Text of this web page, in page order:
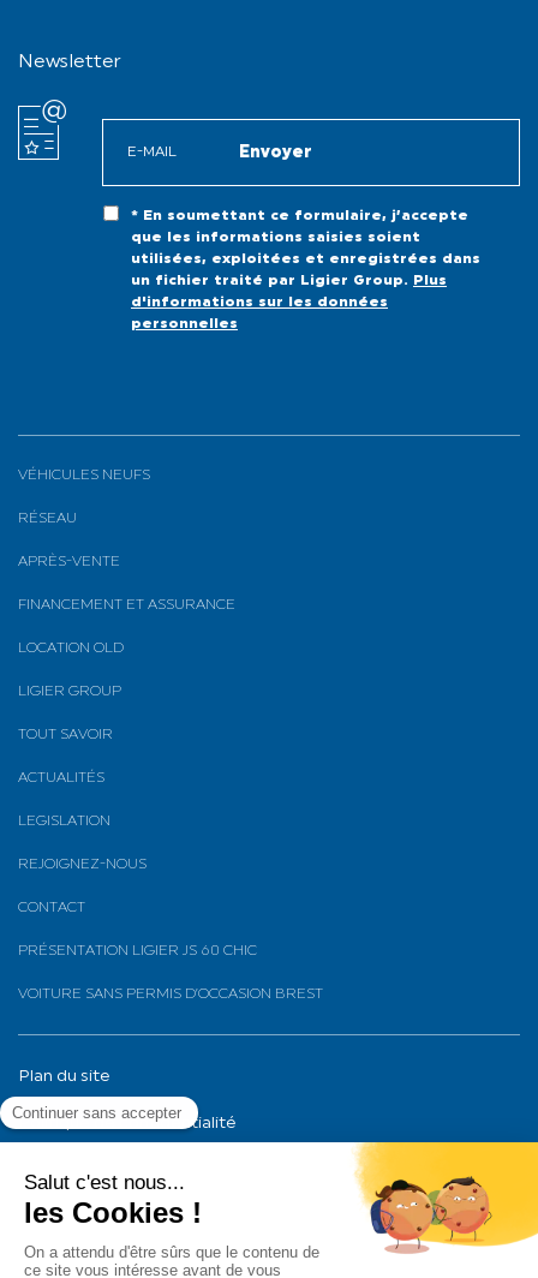
Newsletter
* En soumettant ce formulaire, j’accepte
que les informations saisies soient
utilisées, exploitées et enregistrées dans
un fichier traité par Ligier Group.
Plus
d'informations sur les données
personnelles
VÉHICULES NEUFS
RÉSEAU
APRÈS-VENTE
FINANCEMENT ET ASSURANCE
LOCATION OLD
LIGIER GROUP
TOUT SAVOIR
ACTUALITÉS
LEGISLATION
REJOIGNEZ-NOUS
CONTACT
PRÉSENTATION LIGIER JS 60 CHIC
VOITURE SANS PERMIS D’OCCASION BREST
Plan du site
Politique de confidentialité
Pour les trajets courts, privilégiez la marche ou le